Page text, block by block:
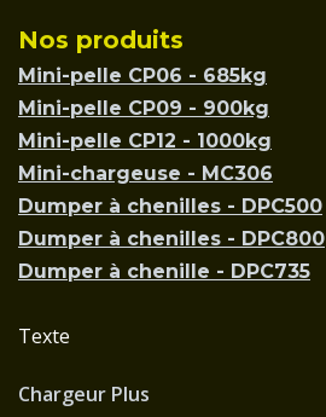
Nos produits
Mini-pelle CP06 - 685kg
Mini-pelle CP09 - 900kg
Mini-pelle CP12 - 1000kg
Mini-chargeuse - MC306
Dumper à chenilles - DPC500
Dumper à chenilles - DPC800
Dumper à chenille - DPC735
Texte
Chargeur Plus